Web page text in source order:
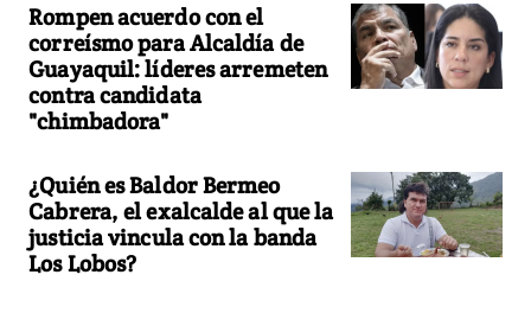
Rompen acuerdo con el
correísmo para Alcaldía de
Guayaquil: líderes arremeten
contra candidata
"chimbadora"
¿Quién es Baldor Bermeo
Cabrera, el exalcalde al que la
justicia vincula con la banda
Los Lobos?